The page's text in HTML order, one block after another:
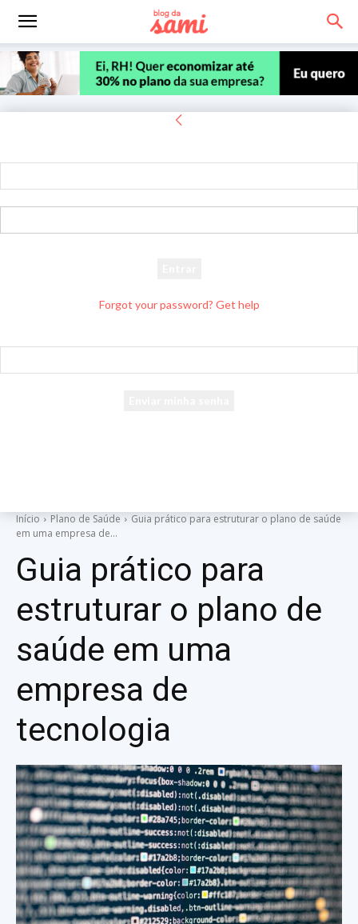
Forgot your password? Get help
Início Plano de Saúde
Guia prático para estruturar o plano de saúde
em uma empresa de...
Guia prático para
estruturar o plano de
saúde em uma
empresa de
tecnologia